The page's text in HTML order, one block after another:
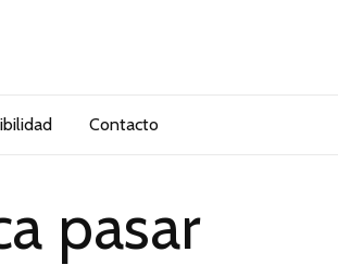
Contacto
pasar